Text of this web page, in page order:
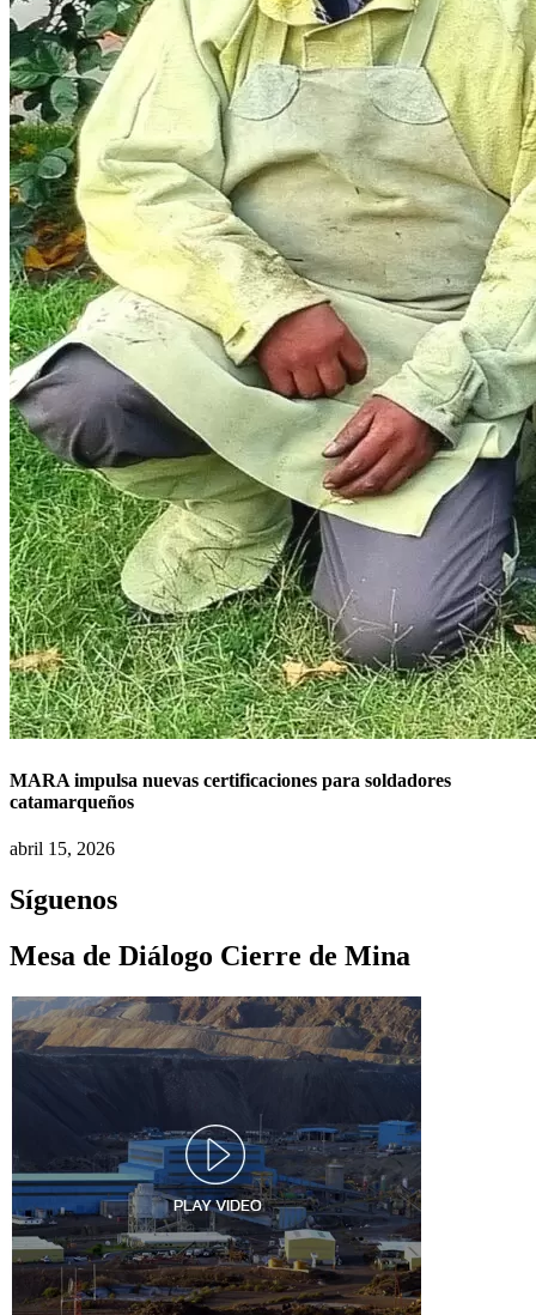
MARA impulsa nuevas certificaciones para soldadores
catamarqueños
abril 15, 2026
Síguenos
Mesa de Diálogo Cierre de Mina